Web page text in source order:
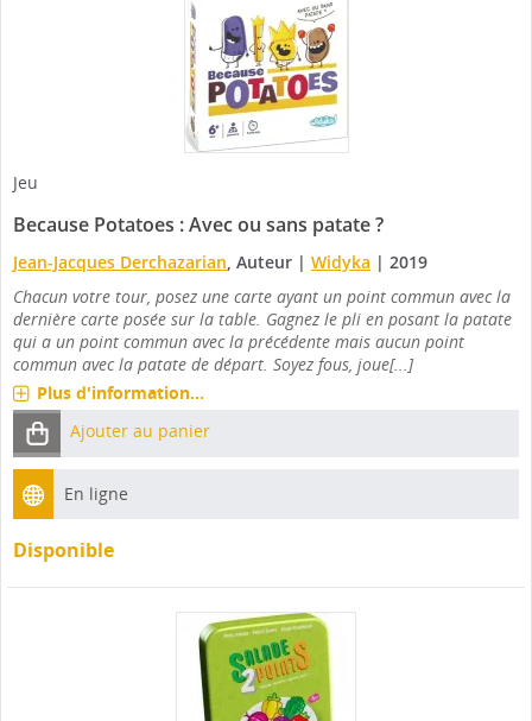
Jeu
Because Potatoes : Avec ou sans patate ?
Jean-Jacques Derchazarian, Auteur | Widyka | 2019
Chacun votre tour, posez une carte ayant un point commun avec la
dernière carte posée sur la table. Gagnez le pli en posant la patate
qui a un point commun avec la précédente mais aucun point
commun avec la patate de départ. Soyez fous, joue[...]
Plus d'information...
Ajouter au panier
En ligne
Disponible